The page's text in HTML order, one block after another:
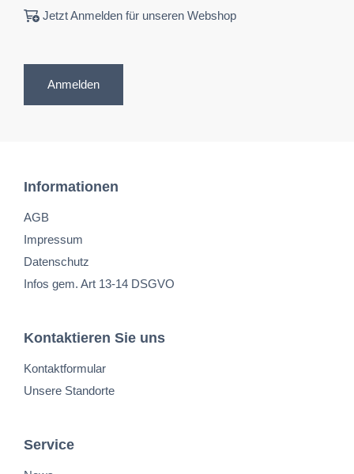
Jetzt Anmelden für unseren Webshop
Anmelden
Informationen
AGB
Impressum
Datenschutz
Infos gem. Art 13-14 DSGVO
Kontaktieren Sie uns
Kontaktformular
Unsere Standorte
Service